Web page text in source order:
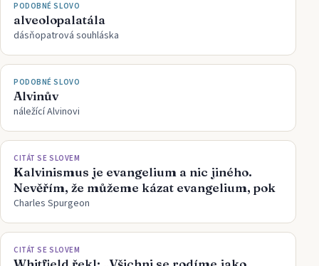
PODOBNÉ SLOVO
alveolopalatála
dásňopatrová souhláska
PODOBNÉ SLOVO
Alvinův
náležící Alvinovi
CITÁT SE SLOVEM
Kalvinismus je evangelium a nic jiného.
Nevěřím, že můžeme kázat evangelium, pok
Charles Spurgeon
CITÁT SE SLOVEM